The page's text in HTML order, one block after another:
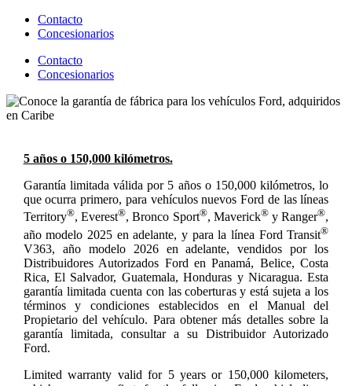
Contacto
Concesionarios
Contacto
Concesionarios
5 años o 150,000 kilómetros.
Garantía limitada válida por 5 años o 150,000 kilómetros, lo
que ocurra primero, para vehículos nuevos Ford de las líneas
Territory®, Everest®, Bronco Sport®, Maverick®y Ranger®,
año modelo 2025 en adelante, y para la línea Ford Transit®
V363, año modelo 2026 en adelante, vendidos por los
Distribuidores Autorizados Ford en Panamá, Belice, Costa
Rica, El Salvador, Guatemala, Honduras y Nicaragua. Esta
garantía limitada cuenta con las coberturas y está sujeta a los
términos y condiciones establecidos en el Manual del
Propietario del vehículo. Para obtener más detalles sobre la
garantía limitada, consultar a su Distribuidor Autorizado
Ford.
Limited warranty valid for 5 years or 150,000 kilometers,